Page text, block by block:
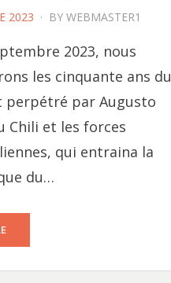
2023 BY WEBMASTER1
2023, nous
les cinquante ans du
perpétré par Augusto
Chili et les forces
qui entraina la
du…